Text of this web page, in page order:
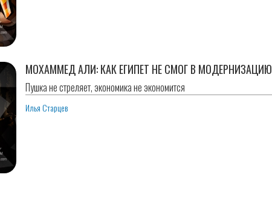
МОХАММЕД АЛИ: КАК ЕГИПЕТ НЕ СМОГ В МОДЕРНИЗАЦИЮ
Пушка не стреляет, экономика не экономится
Илья Старцев